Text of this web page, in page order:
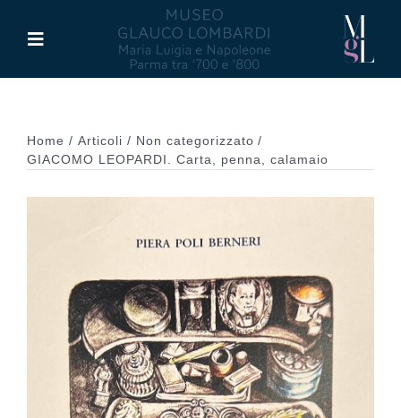
contenuto
Toggle
Maria Luigia d’Asburgo
Pubblicazioni
Home Articoli
Non categorizzato
GIACOMO LEOPARDI. Carta, penna, calamaio